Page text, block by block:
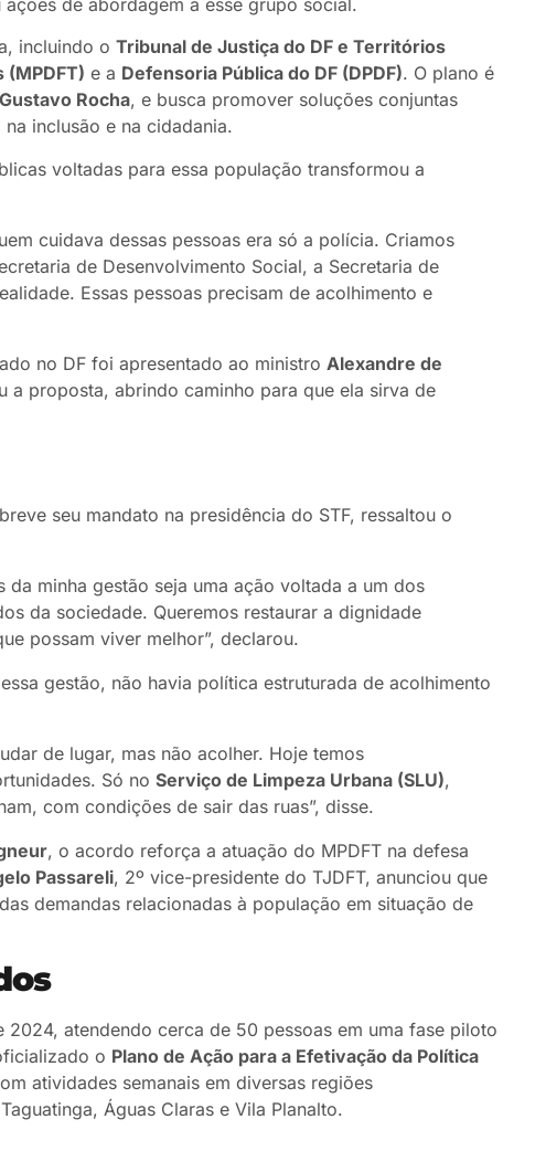
de abordagem a esse grupo social.
incluindo o Tribunal de Justiça do DF e Territórios
e a Defensoria Pública do DF (DPDF). O plano é
Gustavo Rocha, e busca promover soluções conjuntas
inclusão e na cidadania.
voltadas para essa população transformou a
cuidava dessas pessoas era só a polícia. Criamos
de Desenvolvimento Social, a Secretaria de
Essas pessoas precisam de acolhimento e
no DF foi apresentado ao ministro Alexandre de
a proposta, abrindo caminho para que ela sirva de
seu mandato na presidência do STF, ressaltou o
minha gestão seja uma ação voltada a um dos
da sociedade. Queremos restaurar a dignidade
possam viver melhor”, declarou.
gestão, não havia política estruturada de acolhimento
de lugar, mas não acolher. Hoje temos
Só no Serviço de Limpeza Urbana (SLU),
com condições de sair das ruas”, disse.
, o acordo reforça a atuação do MPDFT na defesa
Passareli, 2º vice-presidente do TJDFT, anunciou que
demandas relacionadas à população em situação de
atendendo cerca de 50 pessoas em uma fase piloto
o Plano de Ação para a Efetivação da Política
atividades semanais em diversas regiões
Águas Claras e Vila Planalto.